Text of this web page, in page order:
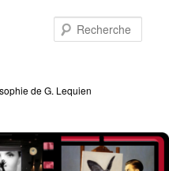
de G. Lequien